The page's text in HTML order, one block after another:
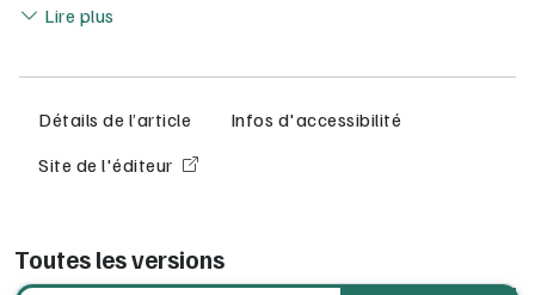
sur des situations concrètes
automatismes
La proposition d’un « défi Scratch » à la fin de chaque
chapitre, projet souvent ludique en lien avec les notions
abordées, à réaliser sur le logiciel Scratch
Un cahier d’exercices complémentaire disponible pour
mettre en application les notions étudiées.
Lire plus
Détails de l’article
Infos d'accessibilité
Site de l'éditeur
Toutes les versions